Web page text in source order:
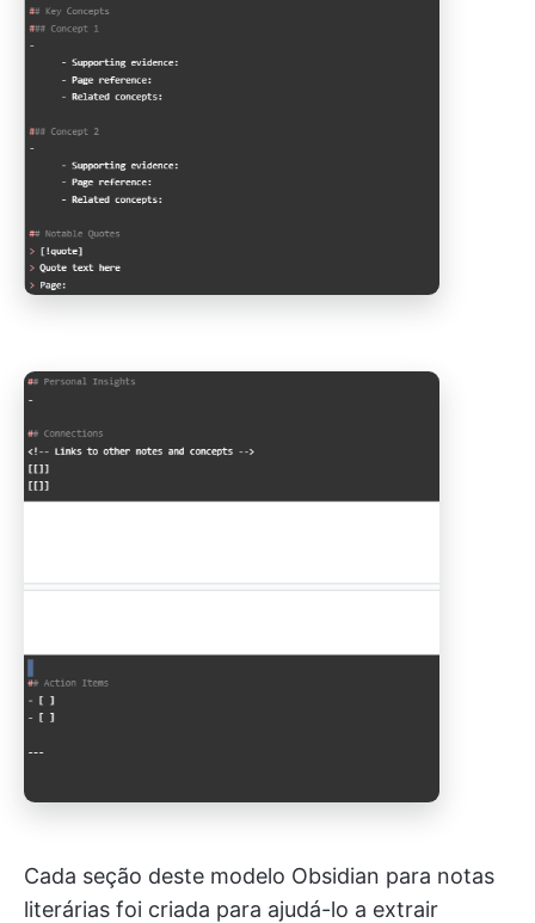
Cada seção deste modelo Obsidian para notas
literárias foi criada para ajudá-lo a extrair